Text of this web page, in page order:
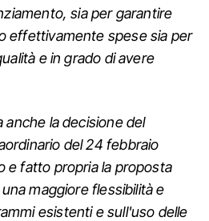
sia per garantire
effettivamente spese sia per
e in grado di avere
la decisione del
del 24 febbraio
e fatto propria la proposta
maggiore flessibilità e
esistenti e sull'uso delle